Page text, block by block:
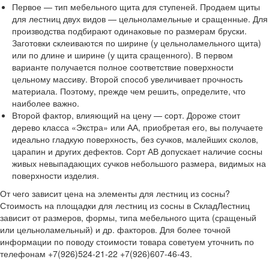
Первое — тип мебельного щита для ступеней. Продаем щиты
для лестниц двух видов — цельноламельные и сращенные. Для
производства подбирают одинаковые по размерам бруски.
Заготовки склеиваются по ширине (у цельноламельного щита)
или по длине и ширине (у щита сращенного). В первом
варианте получается полное соответствие поверхности
цельному массиву. Второй способ увеличивает прочность
материала. Поэтому, прежде чем решить, определите, что
наиболее важно.
Второй фактор, влияющий на цену — сорт. Дороже стоит
дерево класса «Экстра» или АА, приобретая его, вы получаете
идеально гладкую поверхность, без сучков, малейших сколов,
царапин и других дефектов. Сорт АВ допускает наличие сосны
живых невыпадающих сучков небольшого размера, видимых на
поверхности изделия.
От чего зависит цена на элементы для лестниц из сосны?
Стоимость на площадки для лестниц из сосны в СкладЛестниц
зависит от размеров, формы, типа мебельного щита (сращеный
или цельноламельный) и др. факторов. Для более точной
информации по поводу стоимости товара советуем уточнить по
телефонам +7(926)524-21-22 +7(926)607-46-43.